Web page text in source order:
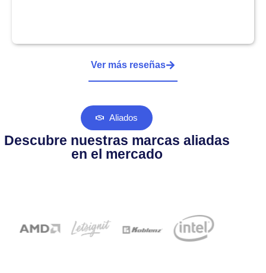
Ver más reseñas
Aliados
Descubre nuestras marcas aliadas
en el mercado